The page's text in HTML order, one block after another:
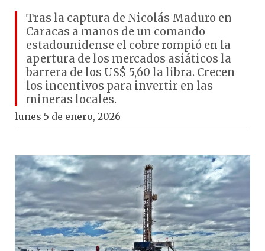
Tras la captura de Nicolás Maduro en
Caracas a manos de un comando
estadounidense el cobre rompió en la
apertura de los mercados asiáticos la
barrera de los US$ 5,60 la libra. Crecen
los incentivos para invertir en las
mineras locales.
lunes 5 de enero, 2026